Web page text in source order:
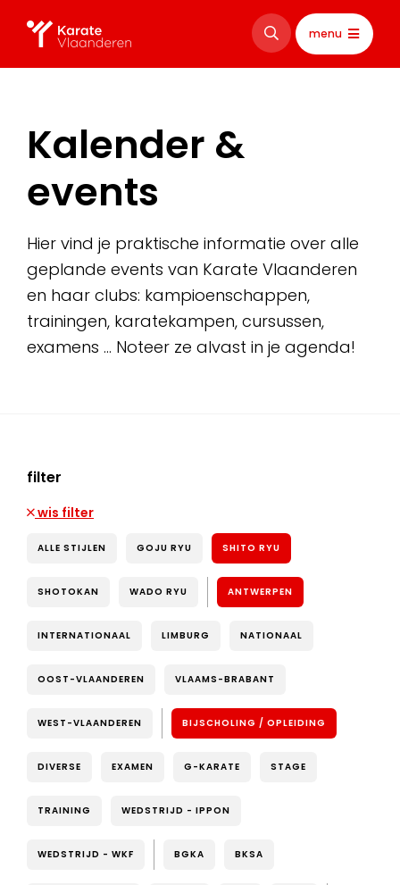
menu
Kalender &
events
Hier vind je praktische informatie over alle
geplande events van Karate Vlaanderen
en haar clubs: kampioenschappen,
trainingen, karatekampen, cursussen,
examens … Noteer ze alvast in je agenda!
filter
wis filter
ALLE STIJLEN GOJU RYU SHITO RYU
SHOTOKAN WADO RYU ANTWERPEN
INTERNATIONAAL LIMBURG NATIONAAL
OOST-VLAANDEREN VLAAMS-BRABANT
WEST-VLAANDEREN BIJSCHOLING / OPLEIDING
DIVERSE EXAMEN G-KARATE STAGE
TRAINING WEDSTRIJD - IPPON
WEDSTRIJD - WKF BGKA BKSA